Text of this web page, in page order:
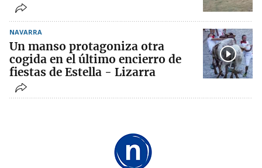
NAVARRA
Un manso protagoniza otra
cogida en el último encierro de
fiestas de Estella - Lizarra